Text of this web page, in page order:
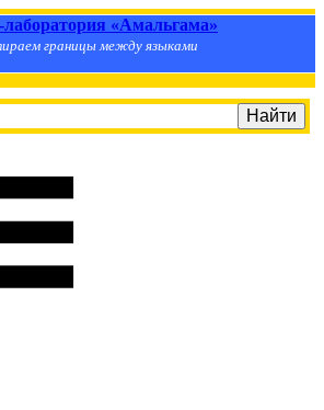
«Амальгама»
границы между языками